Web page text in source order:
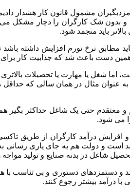
بدون شک کارگران را دچار مشکل
باید منجمد شود.
نرخ تورم افزایش داشته
همین دست باعث شد که جذابیت کار
شغل یا مهارت یا تحصیلات
معتقدم حتی یک شاغل حداکثر بگیر
می شود.
درآمد کارگران از طریق
است و دولت هم به جای یاری
شاغل در بدنه صنایع و تولید
و دستمزدهای دستوری و بی تناسب
درآمد بیشتر رجوع کنند.